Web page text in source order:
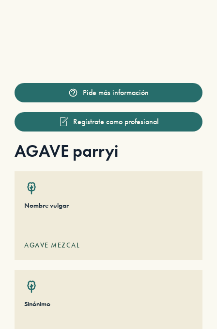
Pide más información
Regístrate como profesional
AGAVE parryi
Nombre vulgar
AGAVE MEZCAL
Sinónimo